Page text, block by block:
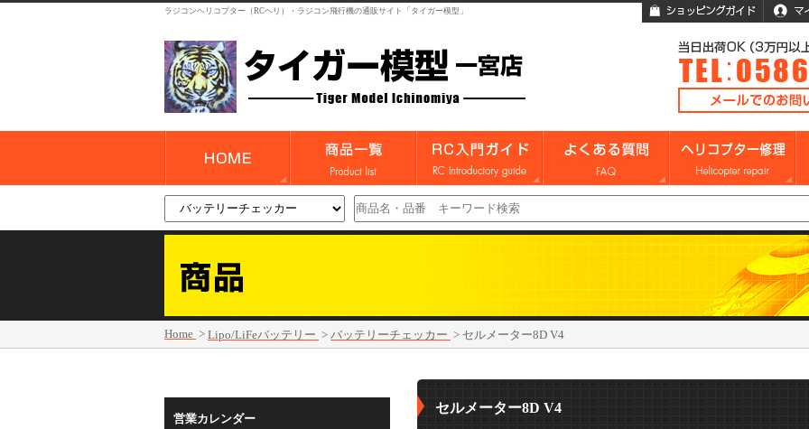
ラジコンヘリコプター（RCヘリ）・ラジコン飛行機の通販サイト「タイガー模型」
Home > Lipo/LiFeバッテリー > バッテリーチェッカー > セルメーター8D V4
営業カレンダー
セルメーター8D V4